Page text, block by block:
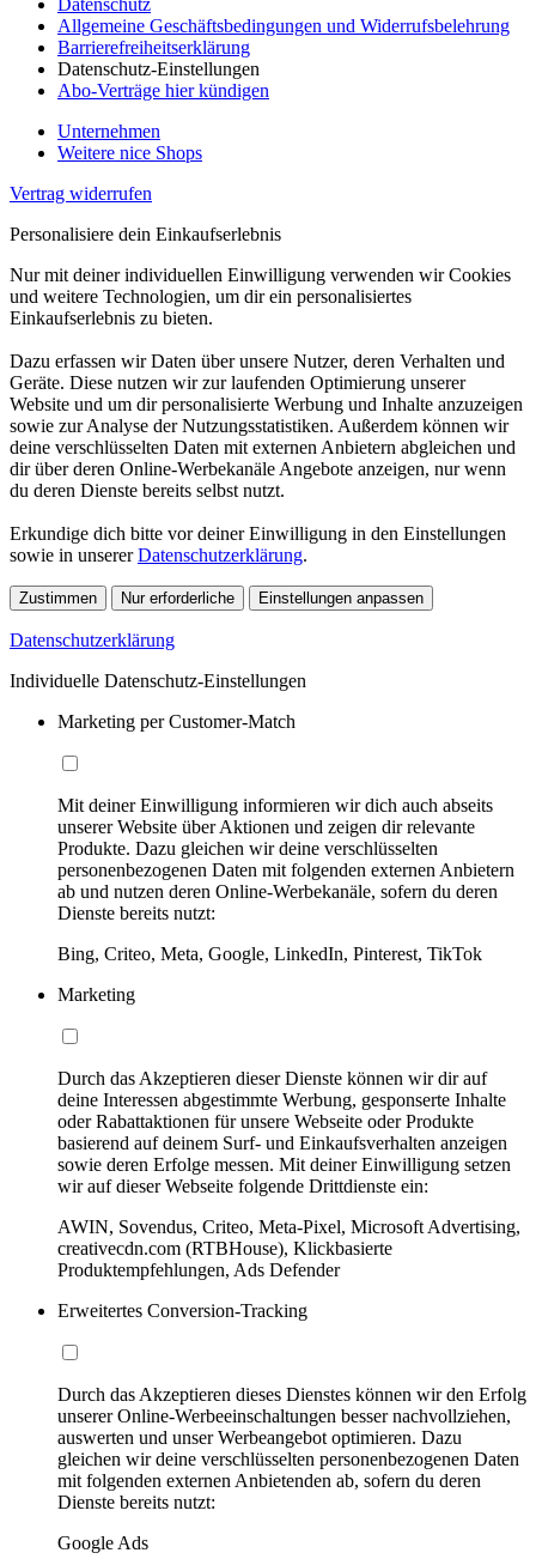
Datenschutz
Allgemeine Geschäftsbedingungen und Widerrufsbelehrung
Barrierefreiheitserklärung
Datenschutz-Einstellungen
Abo-Verträge hier kündigen
Unternehmen
Weitere nice Shops
Vertrag widerrufen
Personalisiere dein Einkaufserlebnis
Nur mit deiner individuellen Einwilligung verwenden wir Cookies
und weitere Technologien, um dir ein personalisiertes
Einkaufserlebnis zu bieten.
Dazu erfassen wir Daten über unsere Nutzer, deren Verhalten und
Geräte. Diese nutzen wir zur laufenden Optimierung unserer
Website und um dir personalisierte Werbung und Inhalte anzuzeigen
sowie zur Analyse der Nutzungsstatistiken. Außerdem können wir
deine verschlüsselten Daten mit externen Anbietern abgleichen und
dir über deren Online-Werbekanäle Angebote anzeigen, nur wenn
du deren Dienste bereits selbst nutzt.
Erkundige dich bitte vor deiner Einwilligung in den Einstellungen
sowie in unsererDatenschutzerklärung.
Zustimmen Nur erforderliche Einstellungen anpassen
Datenschutzerklärung
Individuelle Datenschutz-Einstellungen
Marketing per Customer-Match
Mit deiner Einwilligung informieren wir dich auch abseits
unserer Website über Aktionen und zeigen dir relevante
Produkte. Dazu gleichen wir deine verschlüsselten
personenbezogenen Daten mit folgenden externen Anbietern
ab und nutzen deren Online-Werbekanäle, sofern du deren
Dienste bereits nutzt:
Bing, Criteo, Meta, Google, LinkedIn, Pinterest, TikTok
Marketing
Durch das Akzeptieren dieser Dienste können wir dir auf
deine Interessen abgestimmte Werbung, gesponserte Inhalte
oder Rabattaktionen für unsere Webseite oder Produkte
basierend auf deinem Surf- und Einkaufsverhalten anzeigen
sowie deren Erfolge messen. Mit deiner Einwilligung setzen
wir auf dieser Webseite folgende Drittdienste ein:
AWIN, Sovendus, Criteo, Meta-Pixel, Microsoft Advertising,
creativecdn.com (RTBHouse), Klickbasierte
Produktempfehlungen, Ads Defender
Erweitertes Conversion-Tracking
Durch das Akzeptieren dieses Dienstes können wir den Erfolg
unserer Online-Werbeeinschaltungen besser nachvollziehen,
auswerten und unser Werbeangebot optimieren. Dazu
gleichen wir deine verschlüsselten personenbezogenen Daten
mit folgenden externen Anbietenden ab, sofern du deren
Dienste bereits nutzt:
Google Ads